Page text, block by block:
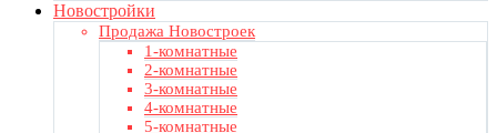
Новостройки
Продажа Новостроек
1-комнатные
2-комнатные
3-комнатные
4-комнатные
5-комнатные